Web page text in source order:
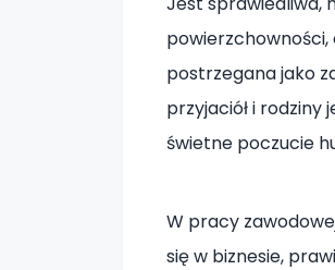
powierzchowności,
postrzegana jako
przyjaciół i rodziny
świetne poczucie
W pracy
się w biznesie,